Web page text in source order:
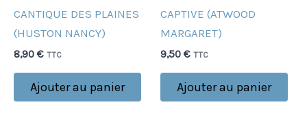
CANTIQUE DES PLAINES
(HUSTON NANCY)
8,90 € TTC
Ajouter au panier
CAPTIVE (ATWOOD
MARGARET)
9,50 € TTC
Ajouter au panier